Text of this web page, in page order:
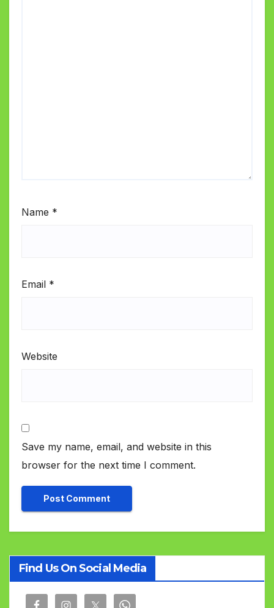
Name *
Email *
Website
Save my name, email, and website in this
browser for the next time I comment.
Find Us On Social Media